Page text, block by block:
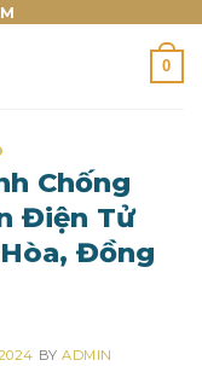
0
Chống
Điện Tử
Đồng
BYADMIN